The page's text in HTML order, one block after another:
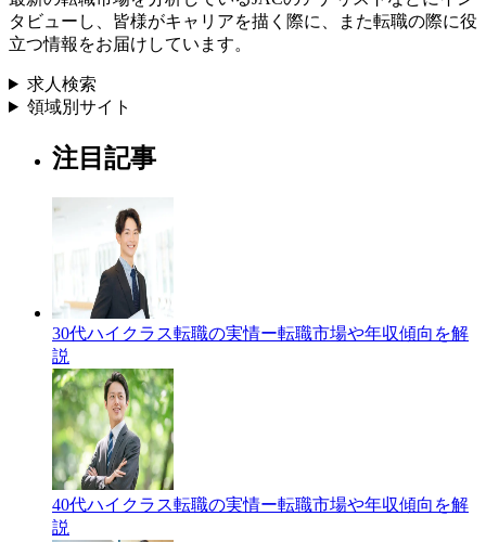
タビューし、皆様がキャリアを描く際に、また転職の際に役
立つ情報をお届けしています。
求人検索
領域別サイト
注目記事
30代ハイクラス転職の実情ー転職市場や年収傾向を解
説
40代ハイクラス転職の実情ー転職市場や年収傾向を解
説